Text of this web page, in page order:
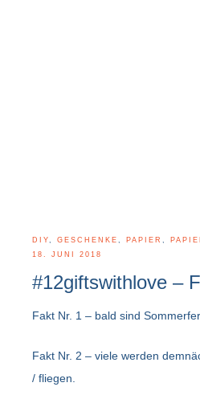
DIY, GESCHENKE , PAPIER ,
18. JUNI 2018
#12giftswithlove –
Fakt Nr. 1 – bald sind
Fakt Nr. 2 – viele werden
/ fliegen.